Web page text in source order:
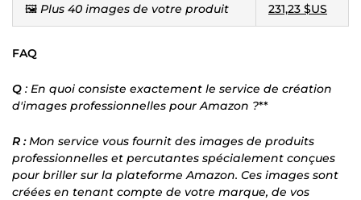
🖼️ Plus 40 images de votre produit 231,23 $US
FAQ
Q : En quoi consiste exactement le service de création
d'images professionnelles pour Amazon ?**
R :Mon service vous fournit des images de produits
professionnelles et percutantes spécialement conçues
pour briller sur la plateforme Amazon. Ces images sont
créées en tenant compte de votre marque, de vos